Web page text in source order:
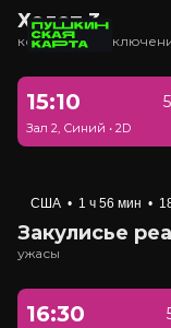
Холоп 3
комедия,
15:10
Зал 2, Синий • 2D
США • 1 ч 56 мин •
Закулисье
ужасы
16:30